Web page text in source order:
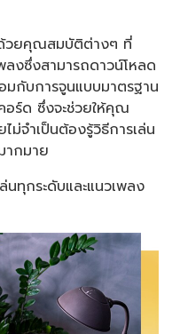
วยคุณสมบัติต่างๆ ที่
ลงซึ่งสามารถดาวน์โหลด
มกับการจูนแบบมาตรฐาน
อร์ด ซึ่งจะช่วยให้คุณ
ม่จำเป็นต้องรู้วิธีการเล่น
กมาย
นทุกระดับและแนวเพลง